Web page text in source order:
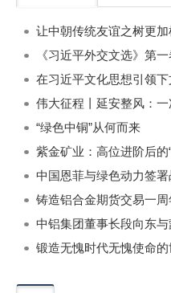
《习近平外交文选》第
“绿色中铜”从何而来
紫金矿业：高位进阶后的
中国恩菲与绿色动力签
铸造铝合金期货交易一